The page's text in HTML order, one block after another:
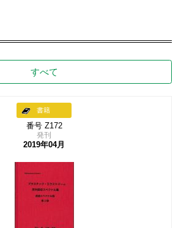
すべて
書籍
番号 Z172
発刊
2019年04月